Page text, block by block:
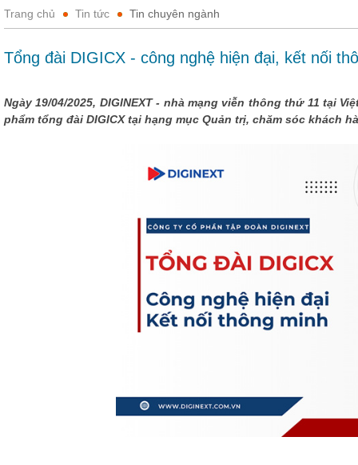
Trang chủ Tin tức Tin chuyên ngành
Tổng đài DIGICX - công nghệ hiện đại, kết nối
Ngày 19/04/2025, DIGINEXT - nhà mạng viễn thông thứ 11 tại
phẩm tổng đài DIGICX tại hạng mục Quản trị, chăm sóc khách